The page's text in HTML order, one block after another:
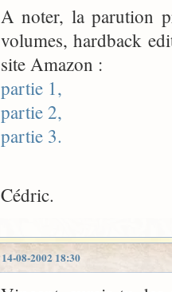
A noter, la parution
volumes, hardback
site Amazon :
partie 1,
partie 2,
partie 3.
Cédric.
14-08-2002 18:30